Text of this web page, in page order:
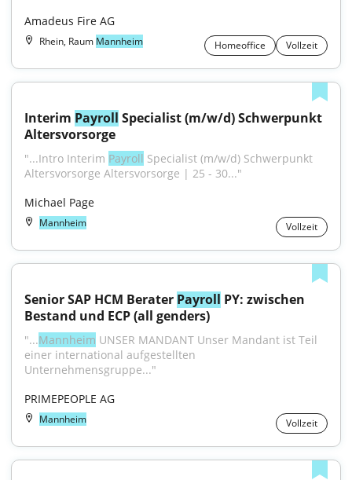
Amadeus Fire AG
Rhein, Raum Mannheim Homeoffice Vollzeit
Interim Payroll Specialist (m/w/d) Schwerpunkt
Altersvorsorge
"...Intro Interim Payroll Specialist (m/w/d) Schwerpunkt
Altersvorsorge Altersvorsorge | 25 - 30..."
Michael Page
Mannheim Vollzeit
Senior SAP HCM Berater Payroll PY: zwischen
Bestand und ECP (all genders)
"...Mannheim UNSER MANDANT Unser Mandant ist Teil
einer international aufgestellten
Unternehmensgruppe..."
PRIMEPEOPLE AG
Mannheim Vollzeit